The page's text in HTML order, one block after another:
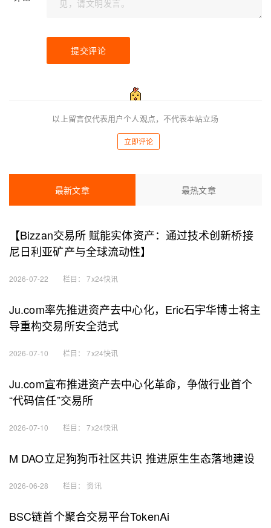
提交评论
立即评论
以上留言仅代表用户个人观点，不代表本站立场
最新文章 最热文章
【Bizzan交易所 赋能实体资产：通过技术创新桥接
尼日利亚矿产与全球流动性】
2026-07-22 栏目：7x24快讯
Ju.com率先推进资产去中心化，Eric石宇华博士将主
导重构交易所安全范式
2026-07-10 栏目：7x24快讯
Ju.com宣布推进资产去中心化革命，争做行业首个
“代码信任”交易所
2026-07-10 栏目：7x24快讯
M DAO立足狗狗币社区共识 推进原生生态落地建设
2026-06-28 栏目： 资讯
BSC链首个聚合交易平台TokenAi